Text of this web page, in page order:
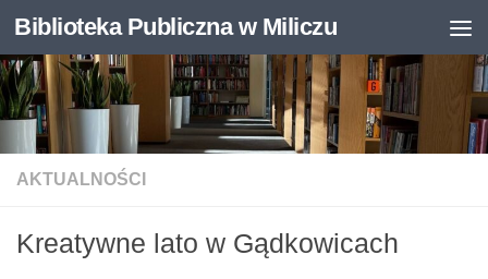
Otwórz pasek narzędzi
Skip to content
Biblioteka Publiczna w Miliczu
AKTUALNOŚCI
Kreatywne lato w Gądkowicach